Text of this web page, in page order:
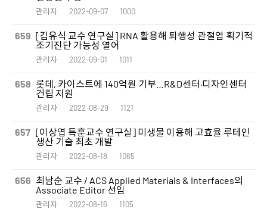
관리자 2022-09-07 1000
659 [김유식 교수 연구실] RNA 활용해 퇴행성 관절염 획기적
조기진단 가능성 열어​
관리자 2022-09-01 1011
658 롯데, 카이스트에 140억원 기부…R&D센터·디자인센터
건립 지원
관리자 2022-08-29 1121
657 [이상엽 특훈교수 연구실] 미생물 이용해 고효율 루테인
생산 기술 최초 개발
관리자 2022-08-18 1065
656 최남순 교수 / ACS Applied Materials & Interfaces의
Associate Editor 선임
관리자 2022-08-16 1105